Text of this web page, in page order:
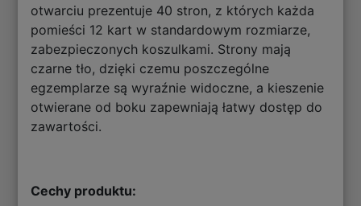
otwarciu prezentuje 40 stron, z których każda
pomieści 12 kart w standardowym rozmiarze,
zabezpieczonych koszulkami. Strony mają
czarne tło, dzięki czemu poszczególne
egzemplarze są wyraźnie widoczne, a kieszenie
otwierane od boku zapewniają łatwy dostęp do
zawartości.
Cechy produktu: